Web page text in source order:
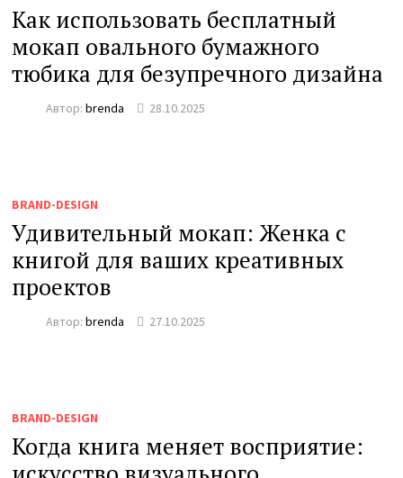
Как использовать бесплатный
мокап овального бумажного
тюбика для безупречного дизайна
Автор:brenda 28.10.2025
BRAND-DESIGN
Удивительный мокап: Женка с
книгой для ваших креативных
проектов
Автор:brenda 27.10.2025
BRAND-DESIGN
Когда книга меняет восприятие: